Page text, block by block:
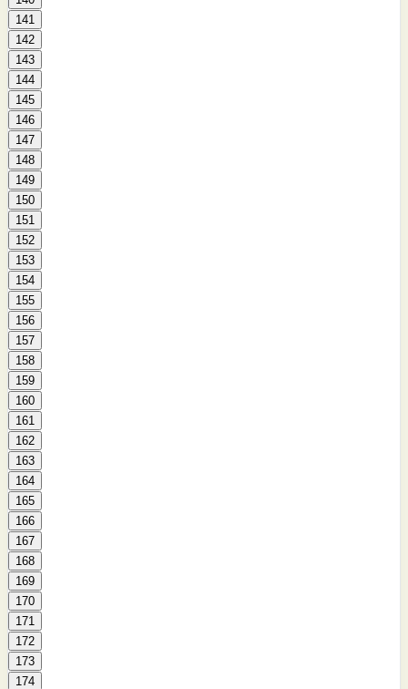
141
142
143
144
145
146
147
148
149
150
151
152
153
154
155
156
157
158
159
160
161
162
163
164
165
166
167
168
169
170
171
172
173
174